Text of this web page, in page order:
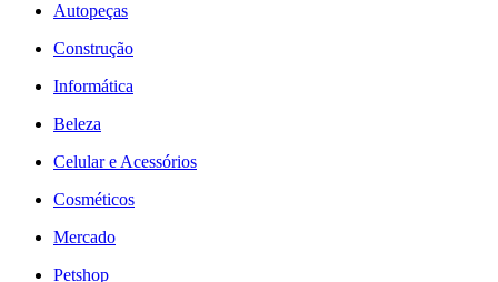
Autopeças
Construção
Informática
Beleza
Celular e Acessórios
Cosméticos
Mercado
Petshop